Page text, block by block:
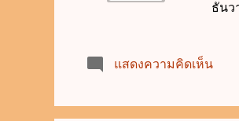
ธันว
แสดงความคิดเห็น